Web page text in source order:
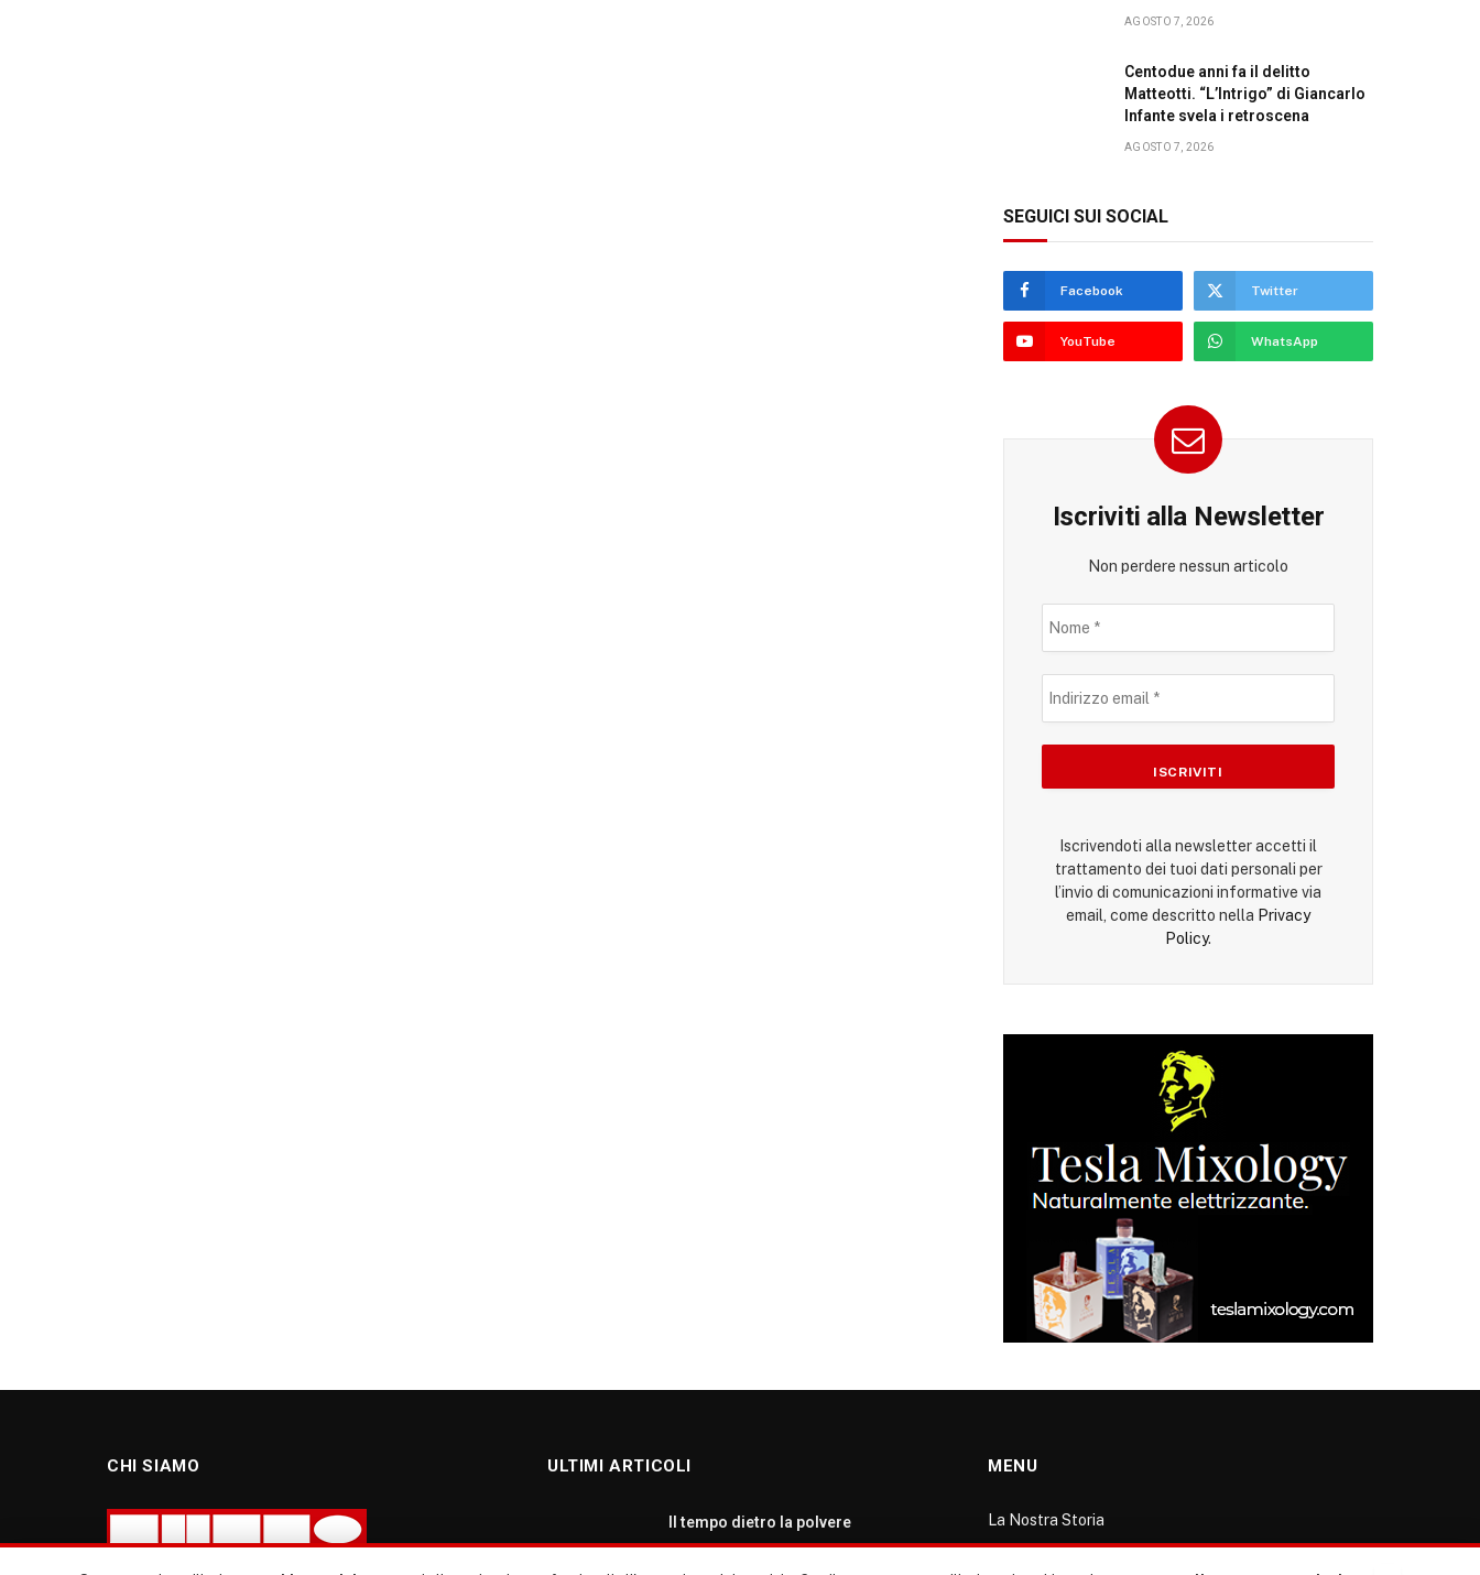
AGOSTO 7, 2026
Centodue anni fa il delitto
Matteotti. “L’Intrigo” di Giancarlo
Infante svela i retroscena
AGOSTO 7, 2026
SEGUICI SUI SOCIAL
Facebook Twitter
YouTube WhatsApp
Iscriviti alla Newsletter
Non perdere nessun articolo
Iscrivendoti alla newsletter accetti il
trattamento dei tuoi dati personali per
l’invio di comunicazioni informative via
email, come descritto nella Privacy
Policy.
CHI SIAMO ULTIMI ARTICOLI
Il tempo dietro la polvere
MENU
La Nostra Storia